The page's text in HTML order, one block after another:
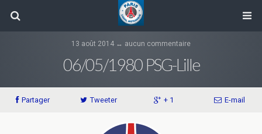
13 août 2014 ↔ aucun commentaire
06/05/1980 PSG-Lille
Partager Tweeter + 1 E-mail